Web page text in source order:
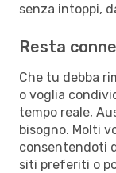
senza intoppi,
Resta
Che tu debba
o voglia
tempo reale,
bisogno. Molti
consentendoti
siti preferiti o